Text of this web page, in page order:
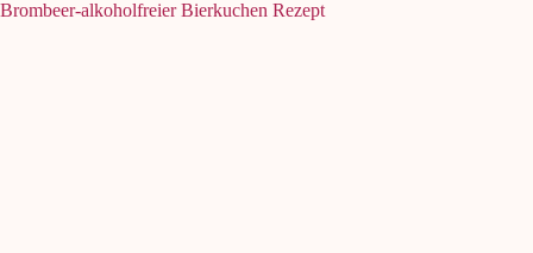
Brombeer-alkoholfreier Bierkuchen Rezept